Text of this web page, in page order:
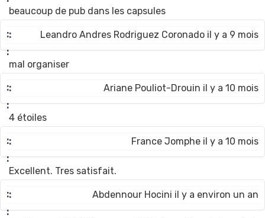
beaucoup de pub dans les capsules
Leandro Andres Rodriguez Coronado il y a 9 mois
mal organiser
Ariane Pouliot-Drouin il y a 10 mois
4 étoiles
France Jomphe il y a 10 mois
Excellent. Tres satisfait.
Abdennour Hocini il y a environ un an